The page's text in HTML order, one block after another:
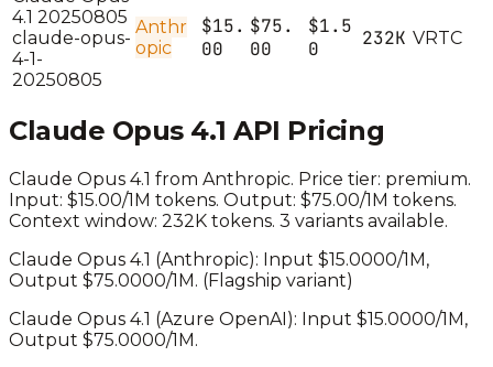
4.1 20250805
claude-opus-
4-1-
20250805
Anthr
opic
$15.
00
$75.
00
$1.5
0
232K VRTC
Claude Opus 4.1 API Pricing
Claude Opus 4.1 from Anthropic. Price tier: premium.
Input: $15.00/1M tokens. Output: $75.00/1M tokens.
Context window: 232K tokens. 3 variants available.
Claude Opus 4.1 (Anthropic): Input $15.0000/1M,
Output $75.0000/1M. (Flagship variant)
Claude Opus 4.1 (Azure OpenAI ): Input $15.0000/1M,
Output $75.0000/1M.